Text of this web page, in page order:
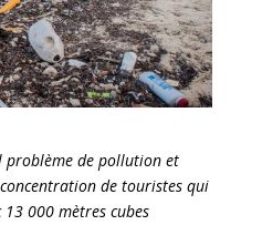
problème de pollution et
de touristes qui
000 mètres cubes